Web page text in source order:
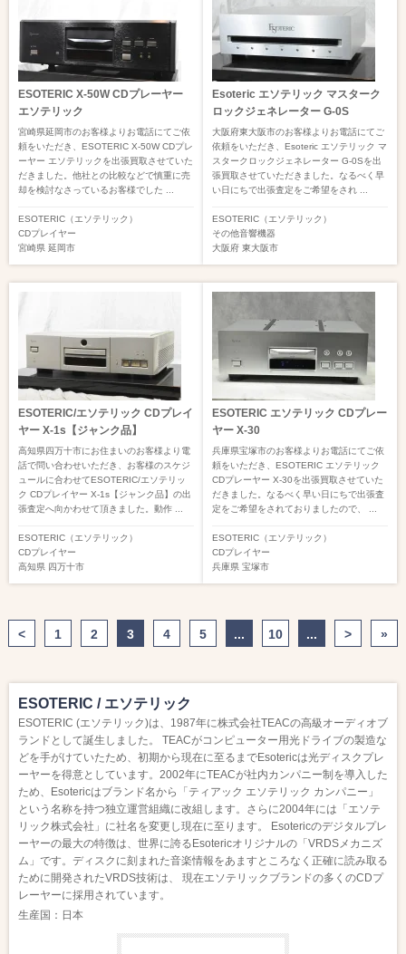
ESOTERIC X-50W CDプレーヤー
エソテリック
宮崎県延岡市のお客様よりお電話にてご依
頼をいただき、ESOTERIC X-50W CDプレ
ーヤー エソテリックを出張買取させていた
だきました。他社との比較などで慎重に売
却を検討なさっているお客様でした ...
ESOTERIC（エソテリック）
CDプレイヤー
宮崎県 延岡市
Esoteric エソテリック マスターク
ロックジェネレーター G-0S
大阪府東大阪市のお客様よりお電話にてご
依頼をいただき、Esoteric エソテリック マ
スタークロックジェネレーター G-0Sを出
張買取させていただきました。なるべく早
い日にちで出張査定をご希望をされ ...
ESOTERIC（エソテリック）
その他音響機器
大阪府 東大阪市
ESOTERIC/エソテリック CDプレイ
ヤー X-1s【ジャンク品】
高知県四万十市にお住まいのお客様より電
話で問い合わせいただき、お客様のスケジ
ュールに合わせてESOTERIC/エソテリッ
ク CDプレイヤー X-1s【ジャンク品】の出
張査定へ向かわせて頂きました。動作 ...
ESOTERIC（エソテリック）
CDプレイヤー
高知県 四万十市
ESOTERIC エソテリック CDプレー
ヤー X-30
兵庫県宝塚市のお客様よりお電話にてご依
頼をいただき、ESOTERIC エソテリック
CDプレーヤー X-30を出張買取させていた
だきました。なるべく早い日にちで出張査
定をご希望をされておりましたので、 ...
ESOTERIC（エソテリック）
CDプレイヤー
兵庫県 宝塚市
< 1 2 3 4 5 ... 10 ... > »
ESOTERIC / エソテリック
ESOTERIC (エソテリック)は、1987年に株式会社TEACの高級オーディオブ
ランドとして誕生しました。 TEACがコンピューター用光ドライブの製造な
どを手がけていたため、初期から現在に至るまでEsotericは光ディスクプレ
ーヤーを得意としています。2002年にTEACが社内カンパニー制を導入した
ため、Esotericはブランド名から「ティアック エソテリック カンパニー」
という名称を持つ独立運営組織に改組します。さらに2004年には「エソテ
リック株式会社」に社名を変更し現在に至ります。 Esotericのデジタルプレ
ーヤーの最大の特徴は、世界に誇るEsotericオリジナルの「VRDSメカニズ
ム」です。ディスクに刻まれた音楽情報をあますところなく正確に読み取る
ために開発されたVRDS技術は、 現在エソテリックブランドの多くのCDプ
レーヤーに採用されています。
生産国：日本